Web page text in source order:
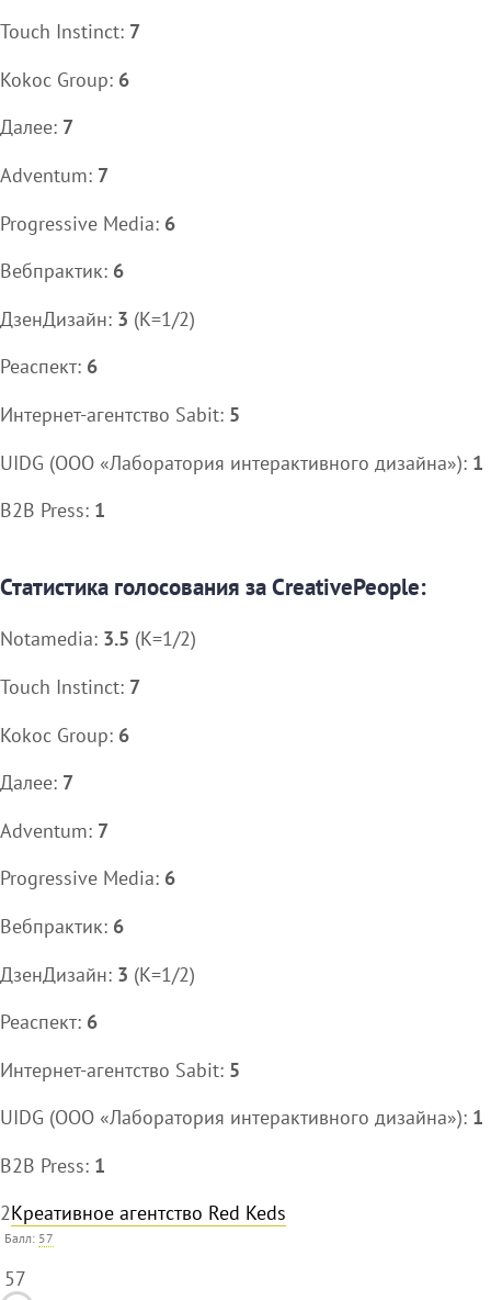
Touch Instinct: 7
Kokoc Group: 6
Далее: 7
Adventum: 7
Progressive Media: 6
Вебпрактик: 6
ДзенДизайн: 3 (K=1/2)
Реаспект: 6
Интернет-агентство Sabit: 5
UIDG (ООО «Лаборатория интерактивного дизайна»): 1
B2B Press: 1
Статистика голосования за CreativePeople:
Notamedia: 3.5 (K=1/2)
Touch Instinct: 7
Kokoc Group: 6
Далее: 7
Adventum: 7
Progressive Media: 6
Вебпрактик: 6
ДзенДизайн: 3 (K=1/2)
Реаспект: 6
Интернет-агентство Sabit: 5
UIDG (ООО «Лаборатория интерактивного дизайна»): 1
B2B Press: 1
2Креативное агентство Red Keds
Балл: 57
57